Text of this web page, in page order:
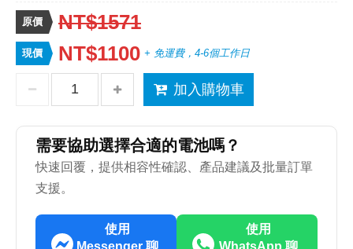
原價 NT$1571
現價 NT$1100 + 免運費，4-6個工作日
加入購物車
需要協助選擇合適的電池嗎？
快速回覆，提供相容性確認、產品建議及批量訂單
支援。
使用
Messenger 聊
使用
WhatsApp 聊